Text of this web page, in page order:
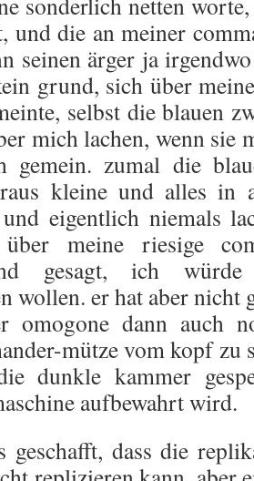
und die an meiner
seinen ärger ja
grund, sich über
selbst die blauen
mich lachen, wenn sie
gemein. zumal die
kleine und alles in
eigentlich niemals
meine riesige
gesagt, ich
wollen. er hat aber nicht
omogone dann auch
mütze vom kopf zu
dunkle kammer
aufbewahrt wird.
geschafft, dass die